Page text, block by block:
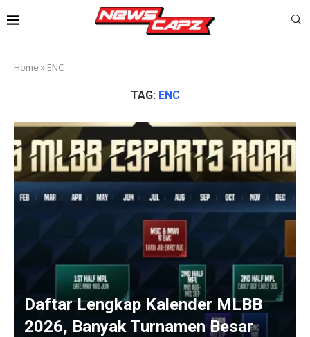
Home » ENC
TAG: ENC
Daftar Lengkap Kalender MLBB
2026, Banyak Turnamen Besar